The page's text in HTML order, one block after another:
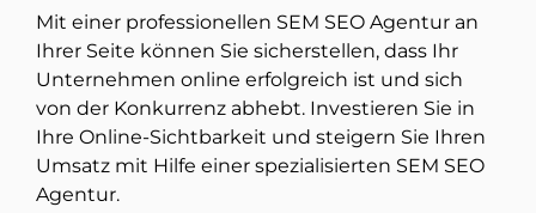
Mit einer professionellen SEM SEO Agentur an
Ihrer Seite können Sie sicherstellen, dass Ihr
Unternehmen online erfolgreich ist und sich
von der Konkurrenz abhebt. Investieren Sie in
Ihre Online-Sichtbarkeit und steigern Sie Ihren
Umsatz mit Hilfe einer spezialisierten SEM SEO
Agentur.